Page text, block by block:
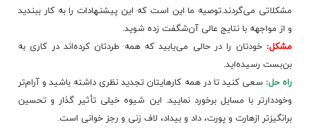
مشکلاتی‌ می‌گردند.توصیه‌ ما این‌ است‌ که‌ این‌ پیشنهادات‌ را به‌ کار ببندید
و از مواجهه‌ با نتایج‌ عالی‌ آن‌شگفت‌ زده‌ شوید.
مشکل‌: خودتان‌ را در حالی‌ می‌یابید که‌ همه‌ طردتان‌ کرده‌اند در کاری‌ به‌
بن‌بست‌ رسیده‌اید.
راه‌ حل‌: سعی‌ کنید تا در همه‌ کارهایتان‌ تجدید نظری‌ داشته‌ باشید و آرام‌تر
وخوددارتر با مسایل‌ برخورد نمایید. این‌ شیوه‌ خیلی‌ تأثیر گذار و تحسین‌
برانگیزتر ازهارت‌ و پورت‌، داد و بیداد، لاف‌ زنی‌ و رجز خوانی‌ است‌.